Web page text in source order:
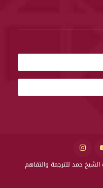
الشيخ حمد للترجمة والتفاهم